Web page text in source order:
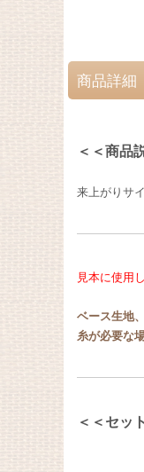
商品詳細
＜＜商品
来上がりサ
見本に使用
ベース生地
糸が必要な
＜＜セッ